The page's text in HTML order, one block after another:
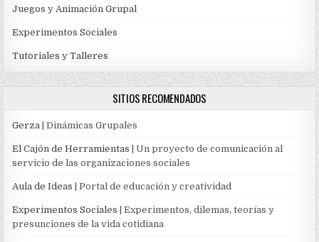
Juegos y Animación Grupal
Experimentos Sociales
Tutoriales y Talleres
SITIOS RECOMENDADOS
Gerza | Dinámicas Grupales
El Cajón de Herramientas | Un proyecto de comunicación al
servicio de las organizaciones sociales
Aula de Ideas | Portal de educación y creatividad
Experimentos Sociales | Experimentos, dilemas, teorías y
presunciones de la vida cotidiana